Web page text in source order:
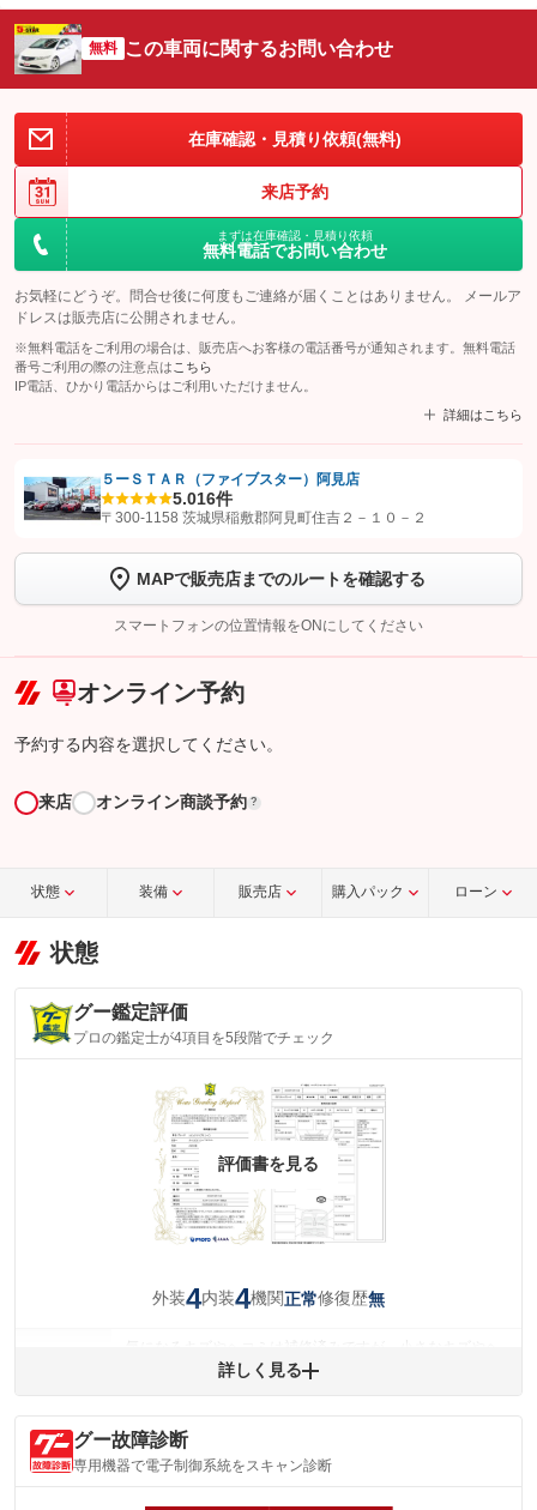
無料 この車両に関するお問い合わせ
在庫確認・見積り依頼(無料)
来店予約
まずは在庫確認・見積り依頼
無料電話でお問い合わせ
お気軽にどうぞ。問合せ後に何度もご連絡が届くことはありません。 メールア
ドレスは販売店に公開されません。
※無料電話をご利用の場合は、販売店へお客様の電話番号が通知されます。無料電話
番号ご利用の際の注意点は こちら
IP電話、ひかり電話からはご利用いただけません。
詳細はこちら
【STEP1】認証画面でグーネットを友だち追加してから「許可する」ボタンを押
トーク画面で
ボタンをタップして問い合わせを
完了してください。
こちら
５ーＳＴＡＲ（ファイブスター）阿見店
5.016件
〒300-1158 茨城県稲敷郡阿見町住吉２－１０－２
MAPで販売店までのルートを確認する
スマートフォンの位置情報をONにしてください
オンライン予約
予約する内容を選択してください。
来店 オンライン商談予約 ?
状態 装備 販売店 購入パック ローン
状態
グー鑑定評価
プロの鑑定士が4項目を5段階でチェック
評価書を見る
外装4内装4機関正常修復歴無
気になるキズやヘコミは補修済みですが、小さなキズやヘ
コミが残っています。
内装
(内装状態)
気になる汚れ等が、部分的にあります。
詳しく見る
グー故障診断
専用機器で電子制御系統をスキャン診断